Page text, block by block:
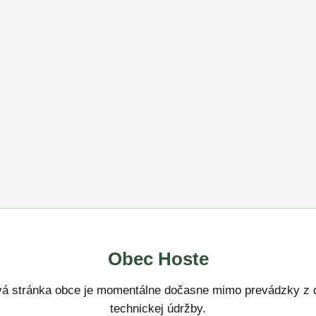
Obec Hoste
stránka obce je momentálne dočasne mimo prevádzky z
technickej údržby.